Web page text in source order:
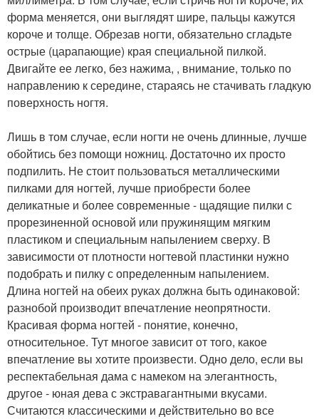
форма меняется, они выглядят шире, пальцы кажутся
короче и толще. Обрезав ногти, обязательно сгладьте
острые (царапающие) края специальной пилкой.
Двигайте ее легко, без нажима, , внимание, только по
направлению к середине, стараясь не стачивать гладкую
поверхность ногтя.
Лишь в том случае, если ногти не очень длинные, лучше
обойтись без помощи ножниц. Достаточно их просто
подпилить. Не стоит пользоваться металлическими
пилками для ногтей, лучше приобрести более
деликатные и более современные - щадящие пилки с
прорезиненной основой или пружинящим мягким
пластиком и специальным напылением сверху. В
зависимости от плотности ногтевой пластинки нужно
подобрать и пилку с определенным напылением.
Длина ногтей на обеих руках должна быть одинаковой:
разнобой производит впечатление неопрятности.
Красивая форма ногтей - понятие, конечно,
относительное. Тут многое зависит от того, какое
впечатление вы хотите произвести. Одно дело, если вы
респектабельная дама с намеком на элегантность,
другое - юная дева с экстравагантными вкусами.
Считаются классическими и действительно во все